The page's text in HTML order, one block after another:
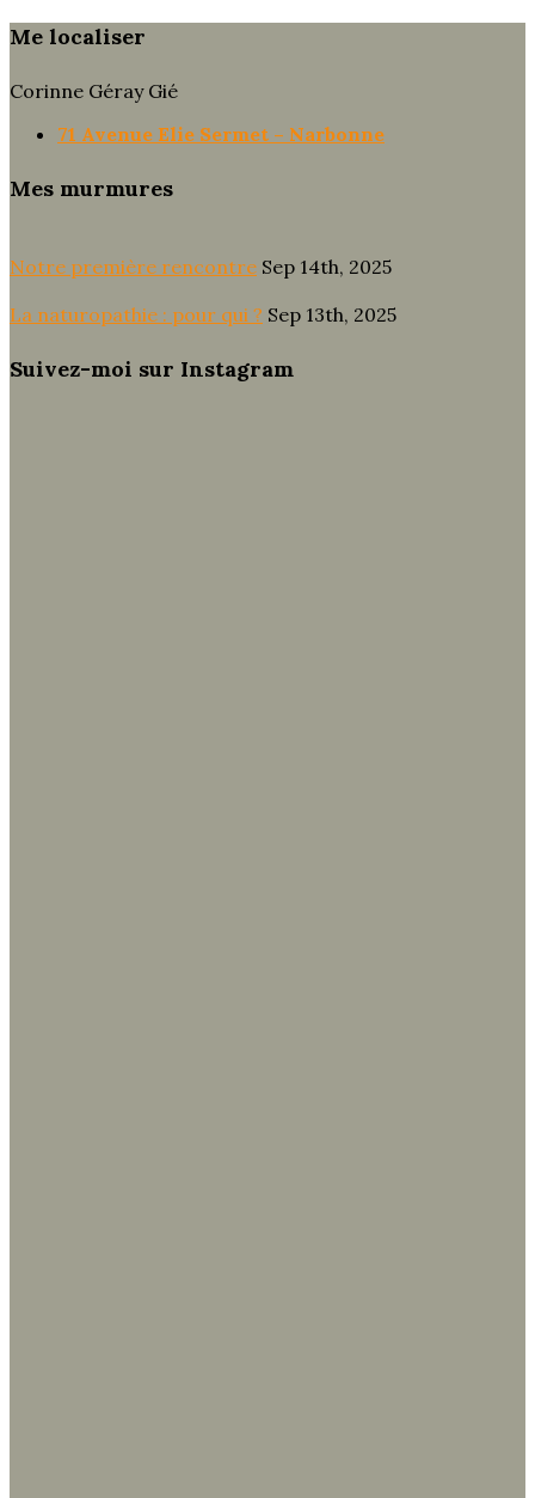
Me localiser
Corinne Géray Gié
71 Avenue Elie Sermet – Narbonne
Mes murmures
Notre première rencontre Sep 14th, 2025
La naturopathie : pour qui ? Sep 13th, 2025
Suivez-moi sur Instagram